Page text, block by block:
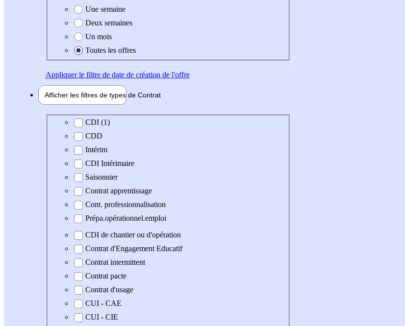
Une semaine
Deux semaines
Un mois
Toutes les offres
Appliquerle filtre de date de création de l'offre
Afficher les filtres de types de Contrat
Type de contrat
CDI (1)
CDD
Intérim
CDI Intérimaire
Saisonnier
Contrat apprentissage
Cont. professionnalisation
Prépa.opérationnel.emploi
CDI de chantier ou d'opération
Contrat d'Engagement Educatif
Contrat intermittent
Contrat pacte
Contrat d'usage
CUI - CAE
CUI - CIE